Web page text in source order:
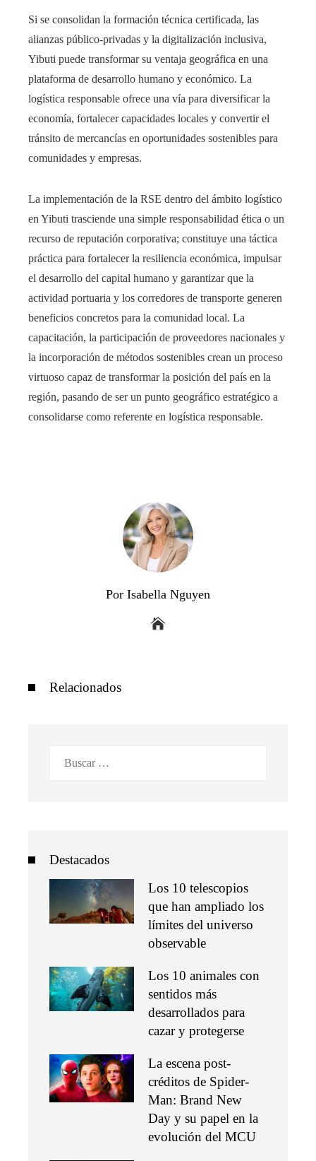
Si se consolidan la formación técnica certificada, las
alianzas público-privadas y la digitalización inclusiva,
Yibuti puede transformar su ventaja geográfica en una
plataforma de desarrollo humano y económico. La
logística responsable ofrece una vía para diversificar la
economía, fortalecer capacidades locales y convertir el
tránsito de mercancías en oportunidades sostenibles para
comunidades y empresas.
La implementación de la RSE dentro del ámbito logístico
en Yibuti trasciende una simple responsabilidad ética o un
recurso de reputación corporativa; constituye una táctica
práctica para fortalecer la resiliencia económica, impulsar
el desarrollo del capital humano y garantizar que la
actividad portuaria y los corredores de transporte generen
beneficios concretos para la comunidad local. La
capacitación, la participación de proveedores nacionales y
la incorporación de métodos sostenibles crean un proceso
virtuoso capaz de transformar la posición del país en la
región, pasando de ser un punto geográfico estratégico a
consolidarse como referente en logística responsable.
Por Isabella Nguyen
Relacionados
Destacados
Los 10 telescopios
que han ampliado los
límites del universo
observable
Los 10 animales con
sentidos más
desarrollados para
cazar y protegerse
La escena post-
créditos de Spider-
Man: Brand New
Day y su papel en la
evolución del MCU